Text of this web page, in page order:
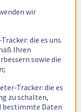
wir
die es uns
Ihren
sowie die
Tracker: die es
zu schalten,
bestimmte Daten